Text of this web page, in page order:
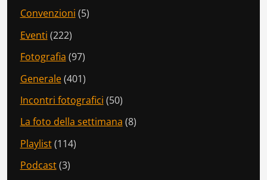
Convenzioni (5)
Eventi (222)
Fotografia (97)
Generale(401)
Incontri fotografici (50)
La foto della settimana (8)
Playlist(114)
Podcast(3)